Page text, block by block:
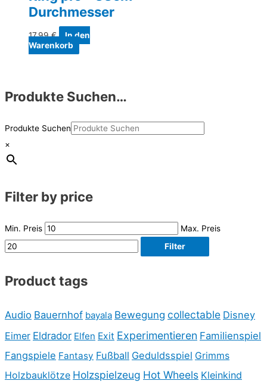
Durchmesser
17,99€
In den
Warenkorb
Produkte Suchen…
Produkte Suchen
×
Filter by price
Min. Preis
Max. Preis
Filter
Product tags
Audio Bauernhof bayala Bewegung collectable Disney
Eimer Eldrador Elfen Exit Experimentieren Familienspiel
Fangspiele Fantasy Fußball Geduldsspiel Grimms
Holzbauklötze Holzspielzeug Hot Wheels Kleinkind